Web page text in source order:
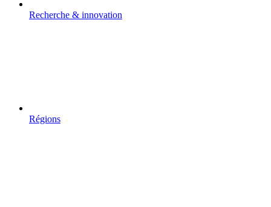
Recherche & innovation
Régions